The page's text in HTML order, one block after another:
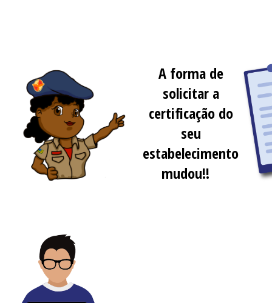
A forma de
solicitar a
certificação do
seu
estabelecimento
mudou!!